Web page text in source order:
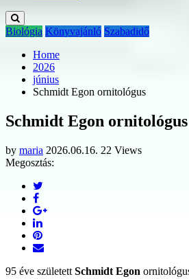
Biológia Könyvajánló Szabadidő
Home
2026
június
Schmidt Egon ornitológus
Schmidt Egon ornitológus
by maria 2026.06.16. 22 Views
Megosztás:
95 éve született Schmidt Egon